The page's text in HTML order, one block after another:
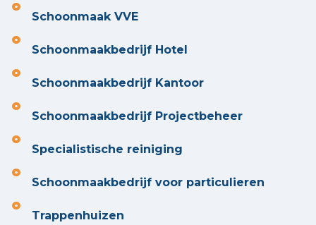
Schoonmaak VVE
Schoonmaakbedrijf Hotel
Schoonmaakbedrijf Kantoor
Schoonmaakbedrijf Projectbeheer
Specialistische reiniging
Schoonmaakbedrijf voor particulieren
Trappenhuizen